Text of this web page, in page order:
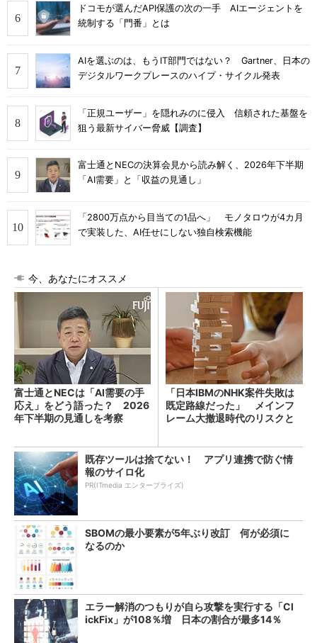
ドコモが選んだAPI保護の次の一手 AIエージェントを
統制する「門番」とは
AIを選ぶのは、もうIT部門ではない？ Gartner、日本の
デジタルワークプレースのハイプ・サイクル発表
「正規ユーザー」を隠れみのに侵入 信頼された基盤を
狙う最新サイバー脅威【調査】
富士通とNECの決算会見から読み解く、2026年下半期
「AI需要」と「収益の見通し」
「2800万点から目当ての1品へ」 モノタロウが4カ月
で実装した、AI任せにしない独自検索機能
今、あなたにオススメ
富士通とNECは「AI需要の手
応え」をどう語った？ 2026
年下半期の見通しを考察
「日本IBMのNHK案件失敗は
既定路線だった」 メインフ
レーム大撤退時代のリスクと
既存ツールは捨てない！ アプリ連携で防ぐ情
報のサイロ化
PR(ITmedia エンタープライズ)
SBOMの最小要素が5年ぶり改訂 何が必須に
なるのか
エラー解消のつもりが自ら攻撃を実行する「Cl
ickFix」が108％増 日本の割合が最多14％